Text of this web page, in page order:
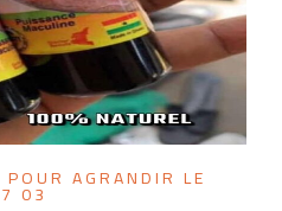
AGRANDIR LE
03